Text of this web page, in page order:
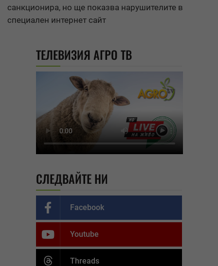
санкционира, но ще показва нарушителите в
специален интернет сайт
ТЕЛЕВИЗИЯ АГРО ТВ
СЛЕДВАЙТЕ НИ
Facebook
Youtube
Threads